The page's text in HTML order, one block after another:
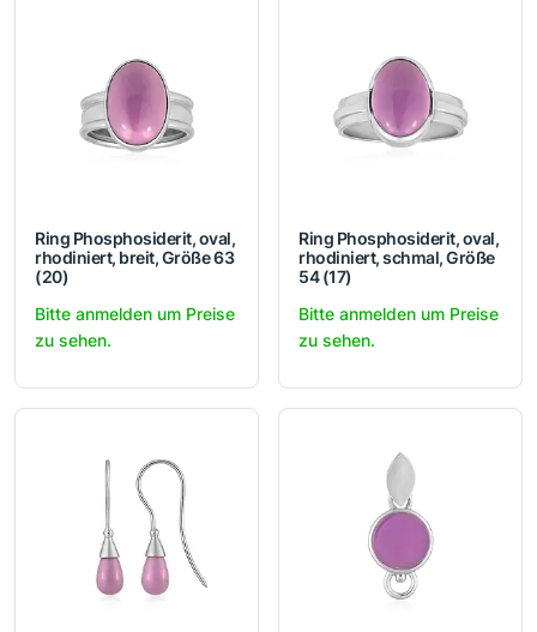
Ring Phosphosiderit, oval,
rhodiniert, breit, Größe 63
(20)
Bitte anmelden um Preise
zu sehen.
Ring Phosphosiderit, oval,
rhodiniert, schmal, Größe
54 (17)
Bitte anmelden um Preise
zu sehen.